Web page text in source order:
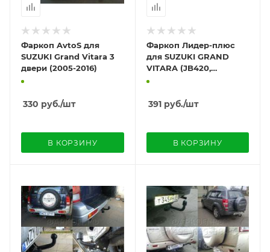
Фаркоп AvtoS для
SUZUKI Grand Vitara 3
двери (2005-2016)
330 руб./шт
В КОРЗИНУ
Фаркоп Лидер-плюс
для SUZUKI GRAND
VITARA (JB420,
JB424W) (5 дверей)
391руб./шт
В КОРЗИНУ